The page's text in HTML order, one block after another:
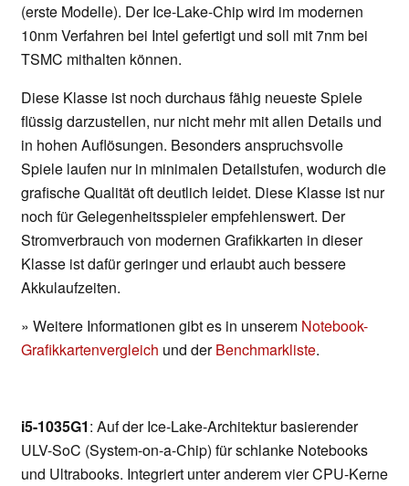
(erste Modelle). Der Ice-Lake-Chip wird im modernen
10nm Verfahren bei Intel gefertigt und soll mit 7nm bei
TSMC mithalten können.
Diese Klasse ist noch durchaus fähig neueste Spiele
flüssig darzustellen, nur nicht mehr mit allen Details und
in hohen Auflösungen. Besonders anspruchsvolle
Spiele laufen nur in minimalen Detailstufen, wodurch die
grafische Qualität oft deutlich leidet. Diese Klasse ist nur
noch für Gelegenheitsspieler empfehlenswert. Der
Stromverbrauch von modernen Grafikkarten in dieser
Klasse ist dafür geringer und erlaubt auch bessere
Akkulaufzeiten.
» Weitere Informationen gibt es in unserem Notebook-
Grafikkartenvergleich und derBenchmarkliste.
i5-1035G1: Auf der Ice-Lake-Architektur basierender
ULV-SoC (System-on-a-Chip) für schlanke Notebooks
und Ultrabooks. Integriert unter anderem vier CPU-Kerne